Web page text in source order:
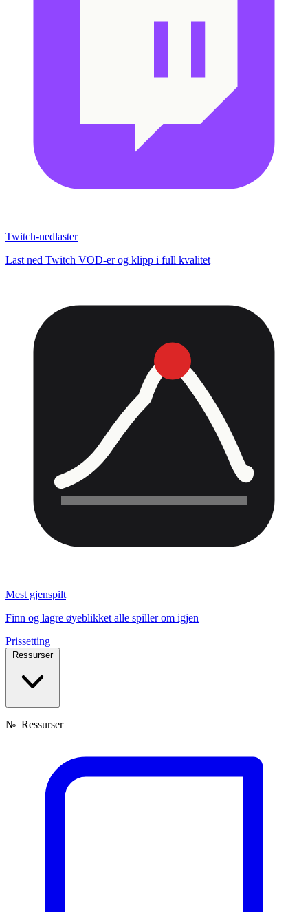
Twitch-nedlaster
Last ned Twitch VOD-er og klipp i full kvalitet
Mest gjenspilt
Finn og lagre øyeblikket alle spiller om igjen
Prissetting
Ressurser
№ Ressurser